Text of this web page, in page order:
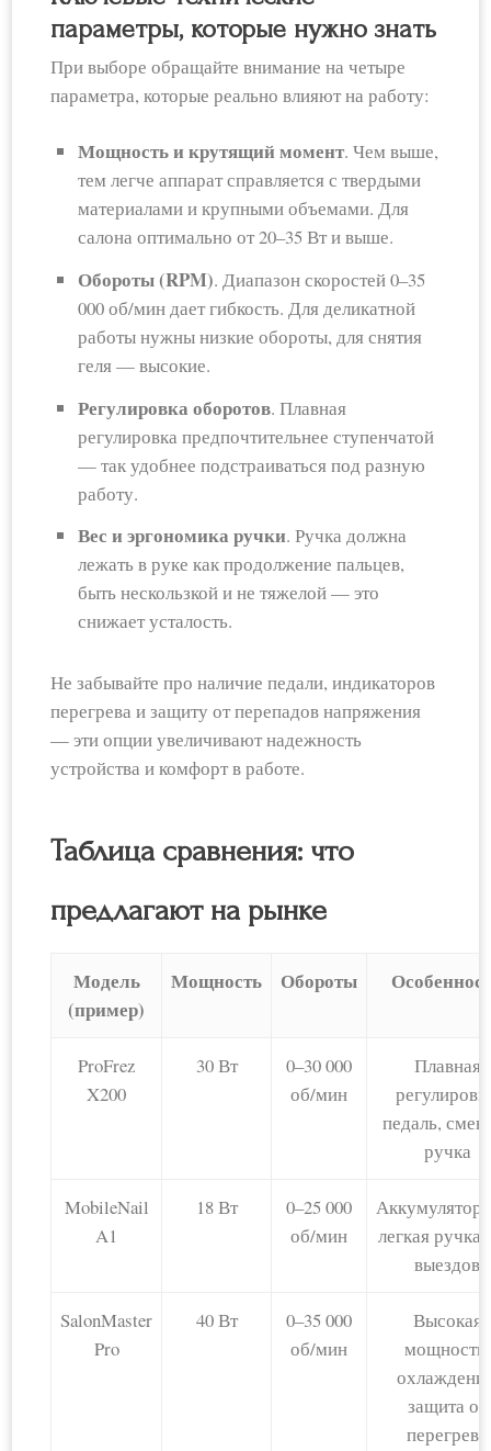
параметры, которые нужно знать
При выборе обращайте внимание на четыре
параметра, которые реально влияют на работу:
Мощность и крутящий момент. Чем выше,
тем легче аппарат справляется с твердыми
материалами и крупными объемами. Для
салона оптимально от 20–35 Вт и выше.
Обороты (RPM). Диапазон скоростей 0–35
000 об/мин дает гибкость. Для деликатной
работы нужны низкие обороты, для снятия
геля — высокие.
Регулировка оборотов. Плавная
регулировка предпочтительнее ступенчатой
— так удобнее подстраиваться под разную
работу.
Вес и эргономика ручки. Ручка должна
лежать в руке как продолжение пальцев,
быть нескользкой и не тяжелой — это
снижает усталость.
Не забывайте про наличие педали, индикаторов
перегрева и защиту от перепадов напряжения
— эти опции увеличивают надежность
устройства и комфорт в работе.
Таблица сравнения: что
предлагают на рынке
Модель
(пример)
Мощность Обороты
ProFrez
X200
30 Вт
0–30 000
об/мин
Плавная
педаль,
ручка
MobileNail
A1
18 Вт
0–25 000
об/мин
легкая ручка,
выездов
SalonMaster
Pro
40 Вт
0–35 000
об/мин
Высокая
мощность,
защита от
перегрева